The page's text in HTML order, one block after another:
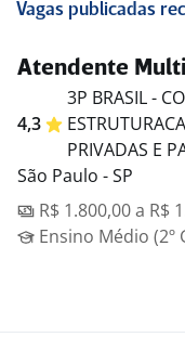
Vagas publicadas
Atendente
4,3
3P BRASIL -
PRIVADAS E
São Paulo - SP
R$ 1.800,00 a R$
Ensino Médio (2º